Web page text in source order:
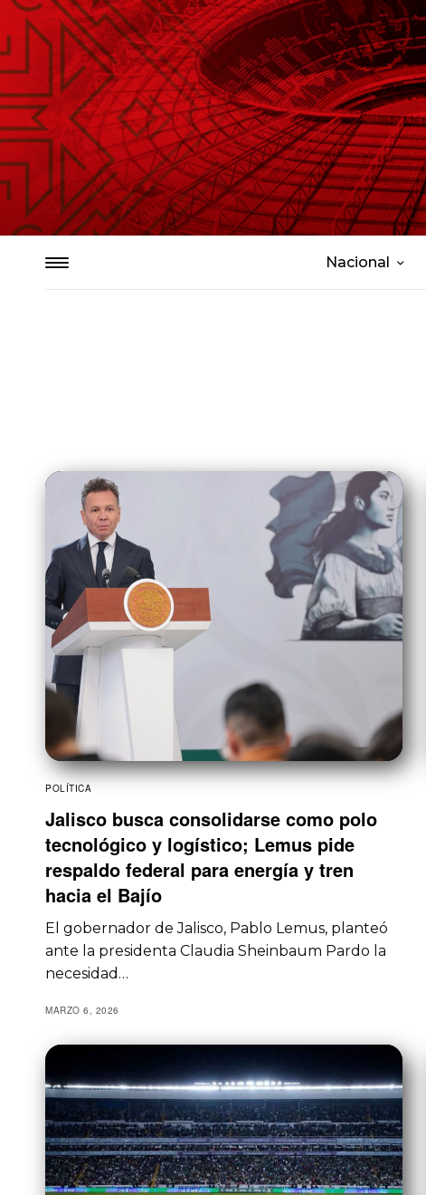
Nacional
POLÍTICA
Jalisco busca consolidarse como polo
tecnológico y logístico; Lemus pide
respaldo federal para energía y tren
hacia el Bajío
El gobernador de Jalisco, Pablo Lemus, planteó
ante la presidenta Claudia Sheinbaum Pardo la
necesidad…
MARZO 6, 2026